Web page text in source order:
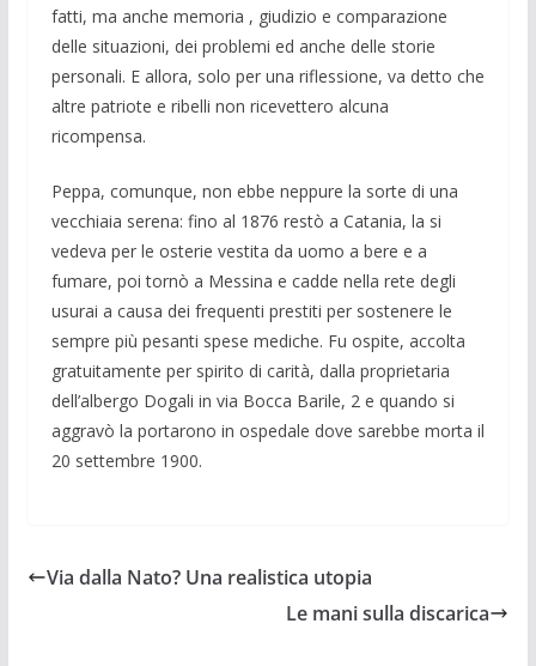
fatti, ma anche memoria , giudizio e compara­zione
delle situazio­ni, dei problemi ed anche delle storie
perso­nali. E allora, solo per una rifles­sione, va detto che
altre patriote e ribelli non rice­vettero alcu­na
ricompensa.
Peppa, comunque, non ebbe neppure la sorte di una
vecchiaia serena: fino al 1876 restò a Catania, la si
vedeva per le oste­rie vestita da uomo a bere e a
fumare, poi tor­nò a Messina e cadde nella rete degli
usu­rai a causa dei frequenti prestiti per soste­nere le
sempre più pesanti spese medi­che. Fu ospite, accolta
gratuitamente per spiri­to di carità, dalla proprietaria
dell’al­bergo Dogali in via Bocca Barile, 2 e quando si
aggravò la portarono in ospeda­le dove sa­rebbe morta il
20 settembre 1900.
Via dalla Nato? Una realistica utopia
Le mani sulla discarica